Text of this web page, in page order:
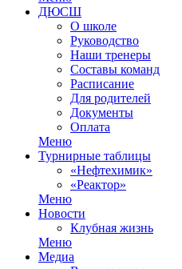
ДЮСШ
О школе
Руководство
Наши тренеры
Составы команд
Расписание
Для родителей
Документы
Оплата
Меню
Турнирные таблицы
«Нефтехимик»
«Реактор»
Меню
Новости
Клубная жизнь
Меню
Медиа